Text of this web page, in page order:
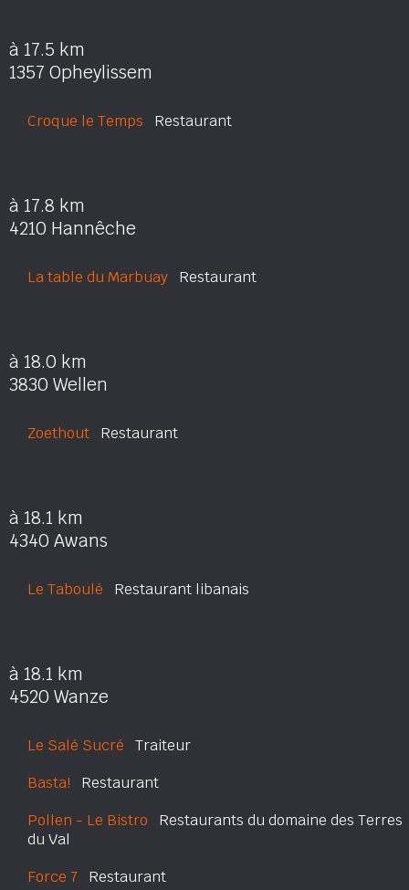
à 17.5 km
1357 Opheylissem
Croque le Temps Restaurant
à 17.8 km
4210 Hannêche
La table du Marbuay Restaurant
à 18.0 km
3830 Wellen
Zoethout Restaurant
à 18.1 km
4340 Awans
Le Taboulé Restaurant libanais
à 18.1 km
4520 Wanze
Le Salé Sucré Traiteur
Basta! Restaurant
Pollen - Le Bistro Restaurants du domaine des Terres
du Val
Force 7 Restaurant